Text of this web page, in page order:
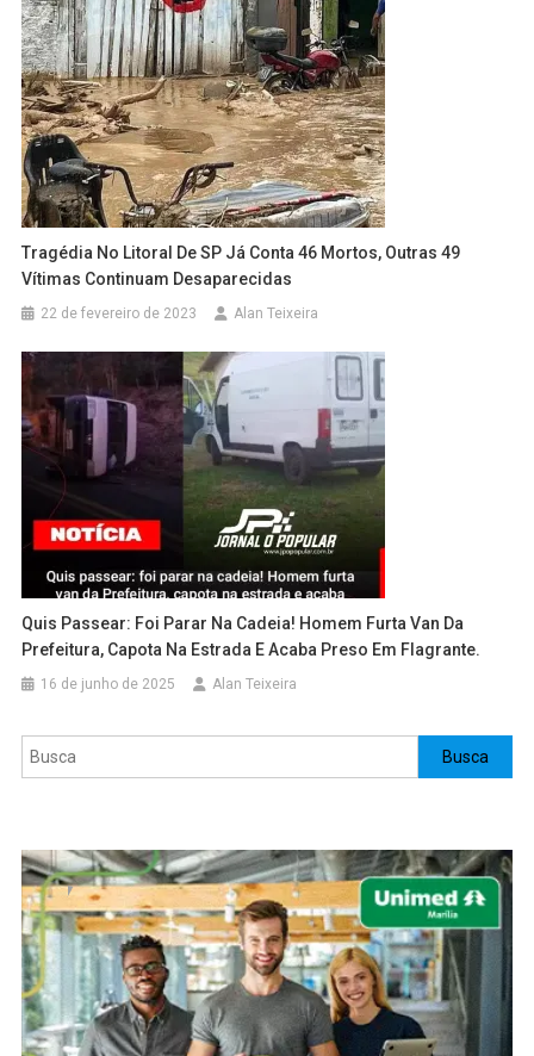
Tragédia No Litoral De SP Já Conta 46 Mortos, Outras 49
Vítimas Continuam Desaparecidas
22 de fevereiro de 2023 Alan Teixeira
Quis Passear: Foi Parar Na Cadeia! Homem Furta Van Da
Prefeitura, Capota Na Estrada E Acaba Preso Em Flagrante.
16 de junho de 2025 Alan Teixeira
Pesquisar Busca